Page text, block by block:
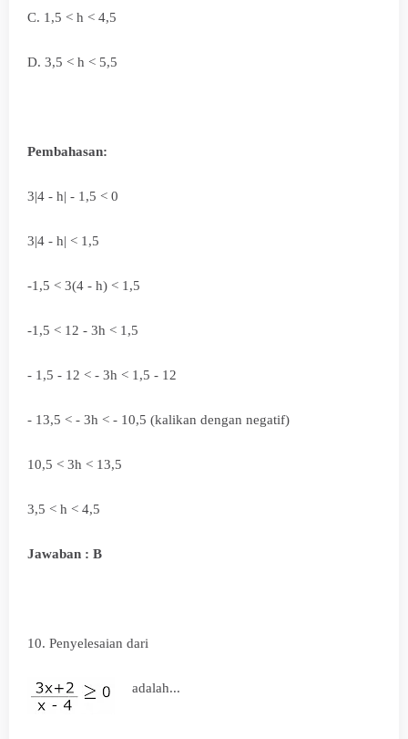
C. 1 ,5 < h < 4,5
D. 3,5 < h < 5,5
Pembahasan:
3|4 - h| - 1,5 < 0
3|4 - h| < 1,5
-1,5 < 3(4 - h) < 1,5
-1,5 < 12 - 3h < 1,5
- 1,5 - 12 < - 3h < 1,5 - 12
- 13,5 < - 3h < - 10,5 (kalikan dengan negatif)
10,5 < 3h < 13,5
3,5 < h < 4,5
Jawaban : B
10. Penyelesaian dari
adalah...